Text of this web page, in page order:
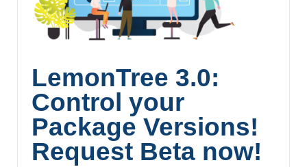
LemonTree 3.0:
Control your
Package Versions!
Request Beta now!